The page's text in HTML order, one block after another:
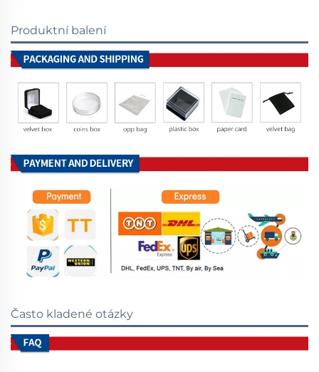
Produktní balení
Často kladené otázky